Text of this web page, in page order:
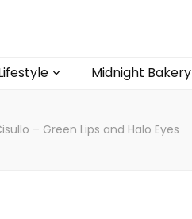
Midnight Bakery
– Green Lips and Halo Eyes